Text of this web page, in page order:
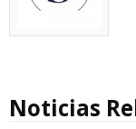
Noticias